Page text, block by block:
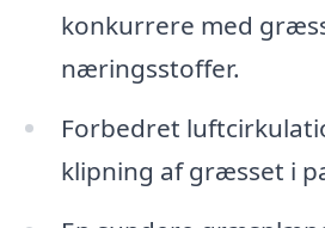
konkurrere med
næringsstoffer.
Forbedret
klipning af græsset i